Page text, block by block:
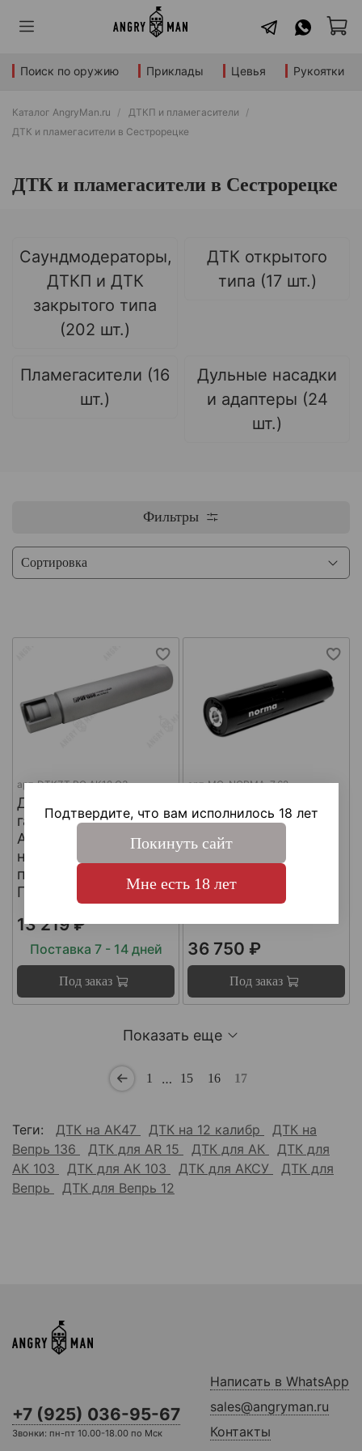
Поиск по оружию Приклады Цевья Рукоятки
Каталог AngryMan.ru
ДТКП и пламегасители
ДТК и пламегасители в Сестрорецке
ДТК и пламегасители в Сестрорецке
Саундмодераторы,
ДТКП и ДТК
закрытого типа
(202 шт.)
ДТК открытого
типа (17 шт.)
Пламегасители (16
шт.)
Дульные насадки
и адаптеры (24
шт.)
Фильтры
арт.DTKZT PG АК12 G3
ДТКП
газоразгруженный на
АК12 G3 (с
несъемным
пламегасителем) ,
Пафган / PufGun
13 219 ₽
Поставка 7 - 14 дней
Под заказ
арт.MG-NORMA-7.62
газоразгруженный
"NORMA" на
карабины, калибр
30-06, Matilda MG
36 750 ₽
Под заказ
Показать еще
1 … 15 16 17
Теги: ДТК на АК47 ДТК на 12 калибр
ДТК на
Вепрь 136
ДТК для AR 15 ДТК для АК
ДТК для
АК 103
ДТК для АК 103 ДТК для АКСУ
ДТК для
Вепрь
ДТК для Вепрь 12
+7 (925) 036-95-67
Звонки: пн-пт 10.00-18.00 по Мск
Написать в WhatsApp
sales@angryman.ru
Контакты
Подтвердите, что вам исполнилось 18 лет
Покинуть сайт
Мне есть 18 лет